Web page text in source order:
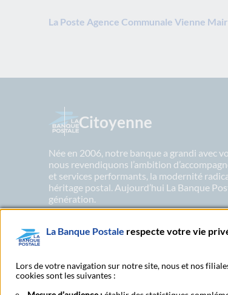
La Poste Agence Communale Vienne
Citoyenne
Née en 2006, notre banque a grandi avec
nous revendiquons l’ambition
et services performants, la modernité
héritage postal. Aujourd’hui La Banque
génération.
En savoir plus sur nos engagements
La Banque Postale respecte votre vie
Lors de votre navigation sur notre site, nous et nos
cookies sont les suivantes :